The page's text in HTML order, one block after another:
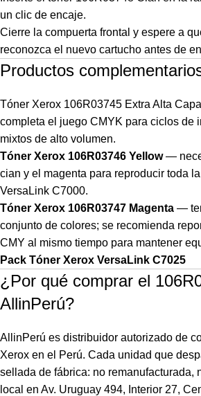
un clic de encaje.
Cierre la compuerta frontal y espere a
reconozca el nuevo cartucho antes de
Productos
Tóner Xerox 106R03745 Extra Alta
completa el juego CMYK para ciclos de
mixtos de alto volumen.
Tóner Xerox 106R03746 Yellow—
cian y el magenta para reproducir toda
VersaLink C7000.
Tóner Xerox 106R03747 Magenta —
conjunto de colores; se recomienda
CMY al mismo tiempo para mantener
Pack Tóner Xerox VersaLink C7025
¿Por qué comprar el
AllinPerú?
AllinPerú es distribuidor autorizado de
Xerox en el Perú. Cada unidad que
sellada de fábrica: no remanufacturada,
local en Av. Uruguay 494, Interior 27,